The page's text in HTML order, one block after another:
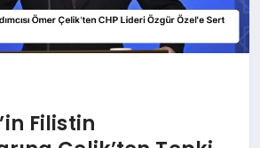
Filistin